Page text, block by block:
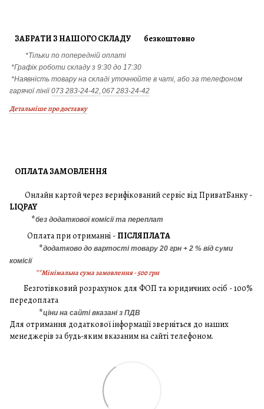
ЗАБРАТИ З НАШОГО СКЛАДУ безкоштовно
*Тільки по попередній оплаті
*Графік роботи складу з 9:30 до 17:30
*Наявність товару на складі уточнюйте в чаті, або за телефоном
гарячої лінії073 283-24-42, 067 283-24-42
Детальніше про доставку
ОПЛАТА ЗАМОВЛЕННЯ
Онлайн картой через верифікований сервіс від ПриватБанку -
LIQPAY
*без додаткової комісії та переплат
Оплата при отриманні - ПІСЛЯПЛАТА
*додатково до вартості товару 20 грн + 2 % від суми
комісії
**Мінімальна сума замовлення - 500 грн
Безготівковий розрахунок для ФОП та юридичних осіб - 100%
передоплата
*ціни на сайті вказані з ПДВ
Для отримання додаткової інформації зверніться до наших
менеджерів за будь-яким вказаним на сайті телефоном.